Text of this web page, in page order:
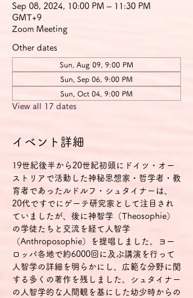
Sep 08, 2024, 10:00 PM – 11:30 PM
GMT+9
Zoom Meeting
Other dates
Sun, Aug 09, 9:00 PM
Sun, Sep 06, 9:00 PM
Sun, Oct 04, 9:00 PM
View all 17 dates
イベント詳細
19世紀後半から20世紀初頭にドイツ・オー
ストリアで活動した神秘思想家・哲学者・教
育者であったルドルフ・シュタイナーは、
20代ですでにゲーテ研究家として注目され
ていましたが、後に神智学（Theosophie）
の学徒たちと交流を経て人智学
（Anthroposophie）を提唱しました。ヨー
ロッパ各地で約6000回に及ぶ講演を行って
人智学の詳細を明らかにし、広範な分野に関
する多くの著作を残しました。シュタイナー
の人智学的な人間観を基にした幼少時からの